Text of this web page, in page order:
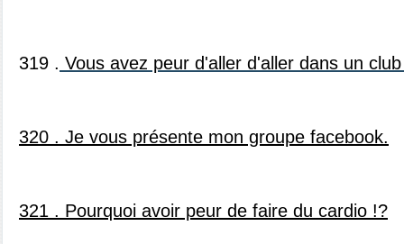
319 . Vous avez peur d'aller d'aller dans un
320 . Je vous présente mon groupe facebook.
321 . Pourquoi avoir peur de faire du cardio !?